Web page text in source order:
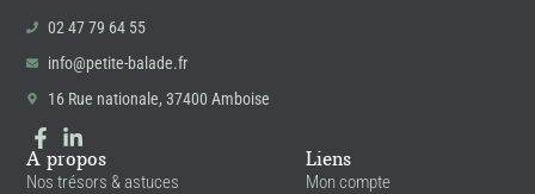
02 47 79 64 55
info@petite-balade.fr
16 Rue nationale, 37400 Amboise
A propos
Nos trésors & astuces
Liens
Mon compte